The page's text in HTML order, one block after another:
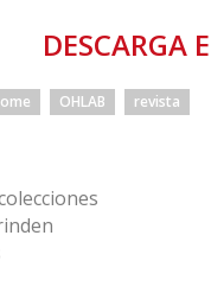
DESCARGA
OHLAB revista